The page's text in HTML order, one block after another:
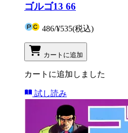
ゴルゴ13 66
486/¥535(税込)
カートに追加
カートに追加しました
試し読み